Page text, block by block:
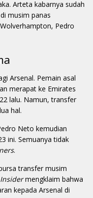
Arteta kabarnya sudah
musim panas
Pedro
Arsenal. Pemain asal
merapat ke Emirates
lalu. Namun, transfer
hal.
Neto kemudian
ini. Semuanya tidak
.
transfer musim
mengklaim bahwa
kepada Arsenal di